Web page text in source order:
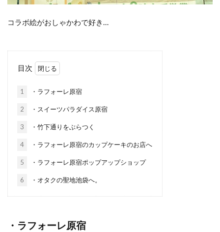
コラボ絵がおしゃかわで好き…
目次
1 ・ラフォーレ原宿
2 ・スイーツパラダイス原宿
3 ・竹下通りをぶらつく
4 ・ラフォーレ原宿のカップケーキのお店へ
5 ・ラフォーレ原宿ポップアップショップ
6 ・オタクの聖地池袋へ。
・ラフォーレ原宿